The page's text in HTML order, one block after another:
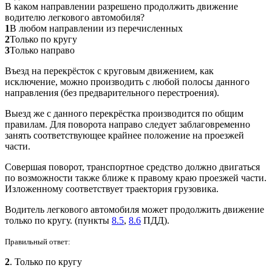
В каком направлении разрешено продолжить движение
водителю легкового автомобиля?
1В любом направлении из перечисленных
2Только по кругу
3Только направо
Въезд на перекрёсток с круговым движением, как
исключение, можно производить с любой полосы данного
направления (без предварительного перестроения).
Выезд же с данного перекрёстка производится по общим
правилам. Для поворота направо следует заблаговременно
занять соответствующее крайнее положение на проезжей
части.
Совершая поворот, транспортное средство должно двигаться
по возможности также ближе к правому краю проезжей части.
Изложенному соответствует траектория грузовика.
Водитель легкового автомобиля может продолжить движение
только по кругу. (пункты 8.5, 8.6 ПДД).
Правильный ответ:
2. Только по кругу